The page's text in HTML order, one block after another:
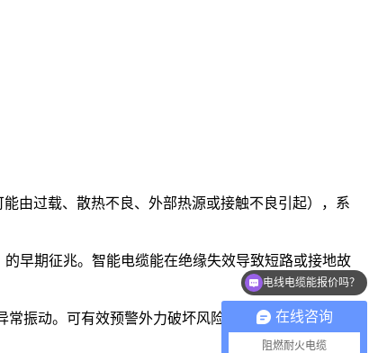
由过载、散热不良、外部热源或接触不良引起），系
早期征兆。智能电缆能在绝缘失效导致短路或接地故
振动。可有效预警外力破坏风险，保护电缆免受机械
在线咨询
阻燃耐火电缆
电线电缆能报价吗？